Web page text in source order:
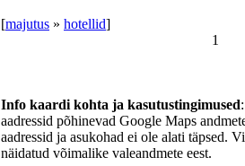
[majutus » hotellid]
1
Info kaardi kohta ja kasutustingimused
aadressid põhinevad Google Maps
aadressid ja asukohad ei ole alati täpsed.
näidatud võimalike valeandmete eest.